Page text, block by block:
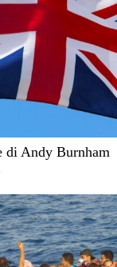
di Andy Burnham